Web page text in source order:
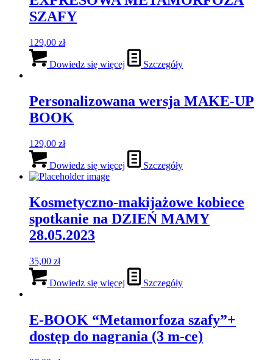
SZAFY
129,00 zł
Dowiedz się więcej Szczegóły
Personalizowana wersja MAKE-UP
BOOK
129,00 zł
Dowiedz się więcej Szczegóły
Kosmetyczno-makijażowe kobiece
spotkanie na DZIEŃ MAMY
28.05.2023
35,00 zł
Dowiedz się więcej Szczegóły
E-BOOK “Metamorfoza szafy”+
dostęp do nagrania (3 m-ce)